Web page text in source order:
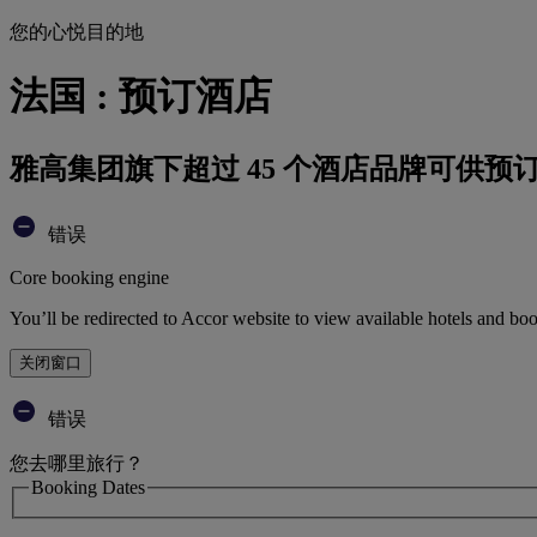
您的心悦目的地
法国 : 预订酒店
雅高集团旗下超过 45 个酒店品牌可供预
错误
Core booking engine
You’ll be redirected to Accor website to view available hotels and
关闭窗口
错误
您去哪里旅行？
Booking Dates